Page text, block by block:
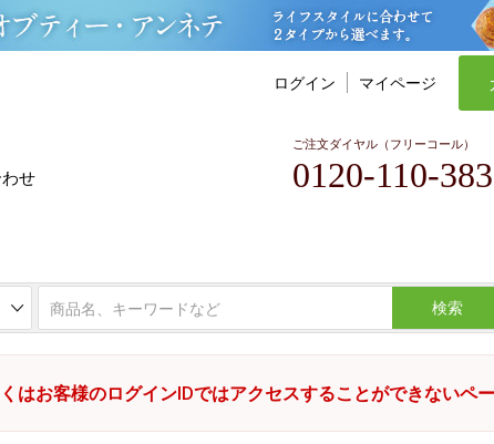
ログイン マイページ
せ
ご注文ダイヤル（フリーコール）
0120-110-383
検索
お客様のログインIDではアクセスすることができないペー